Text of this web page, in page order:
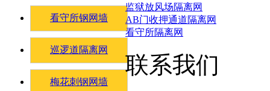
看守所钢网墙
巡逻道隔离网
梅花刺钢网墙
监狱放风场隔离网
AB门收押通道隔离网
看守所隔离网
联系我们